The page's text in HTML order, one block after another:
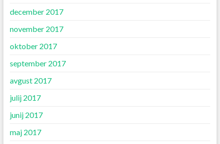
december 2017
november 2017
oktober 2017
september 2017
avgust 2017
julij 2017
junij 2017
maj 2017